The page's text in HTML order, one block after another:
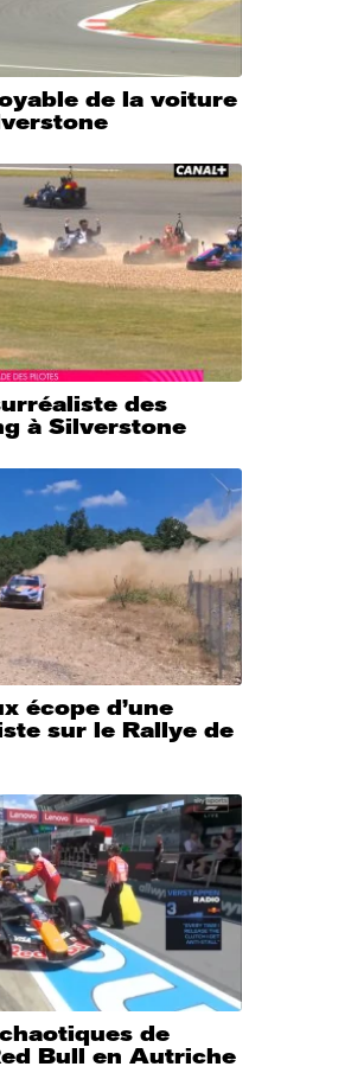
de la voiture
des
à Silverstone
écope d’une
sur le Rallye de
de
Bull en Autriche